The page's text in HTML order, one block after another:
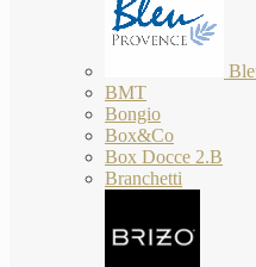
BMT
Bongio
Box&Co
Box Docce 2.B
Branchetti